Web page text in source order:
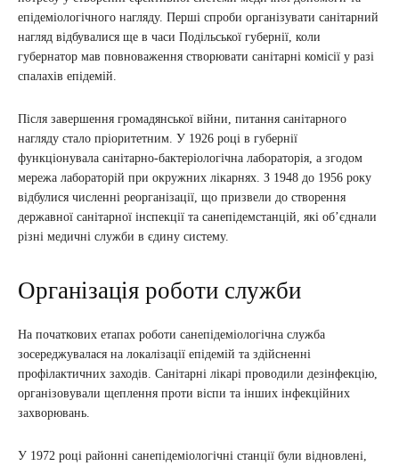
епідеміологічного нагляду. Перші спроби організувати санітарний
нагляд відбувалися ще в часи Подільської губернії, коли
губернатор мав повноваження створювати санітарні комісії у разі
спалахів епідемій.
Після завершення громадянської війни, питання санітарного
нагляду стало пріоритетним. У 1926 році в губернії
функціонувала санітарно-бактеріологічна лабораторія, а згодом
мережа лабораторій при окружних лікарнях. З 1948 до 1956 року
відбулися численні реорганізації, що призвели до створення
державної санітарної інспекції та санепідемстанцій, які об’єднали
різні медичні служби в єдину систему.
Організація роботи служби
На початкових етапах роботи санепідеміологічна служба
зосереджувалася на локалізації епідемій та здійсненні
профілактичних заходів. Санітарні лікарі проводили дезінфекцію,
організовували щеплення проти віспи та інших інфекційних
захворювань.
У 1972 році районні санепідеміологічні станції були відновлені,